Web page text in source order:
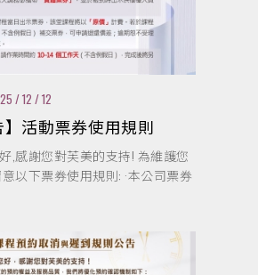
/ 12 / 12
】活動票券使用規則
,感謝您對芙美的支持! 為維護您
以下票券使用規則: ·本公司票券